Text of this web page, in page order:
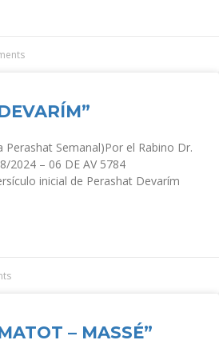
Perashat Semanal)Por el Rabino Dr.
2024 – 06 DE AV 5784
inicial de Perashat Devarím
– MASSÉ”